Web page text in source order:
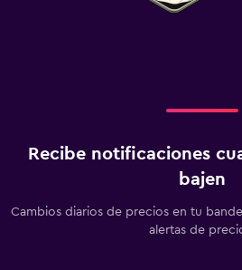
Recibe notificaciones
bajen
Cambios diarios de precios en tu
alertas de